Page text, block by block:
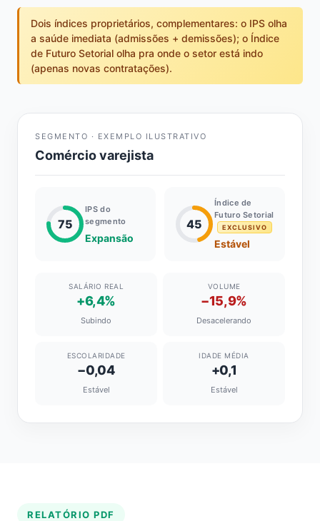
Dois índices proprietários, complementares: o IPS olha
a saúde imediata (admissões + demissões); o Índice
de Futuro Setorial olha pra onde o setor está indo
(apenas novas contratações).
SEGMENTO · EXEMPLO ILUSTRATIVO
Comércio varejista
75
IPS do
segmento
Expansão
45
Índice de
Futuro Setorial
EXCLUSIVO
Estável
SALÁRIO REAL
+6,4%
Subindo
VOLUME
−15,9%
Desacelerando
ESCOLARIDADE
−0,04
Estável
IDADE MÉDIA
+0,1
Estável
RELATÓRIO PDF